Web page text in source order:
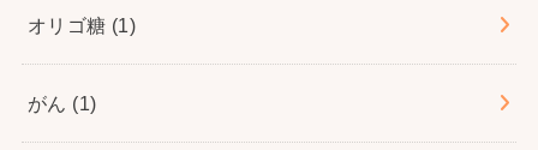
オリゴ糖 (1)
がん (1)